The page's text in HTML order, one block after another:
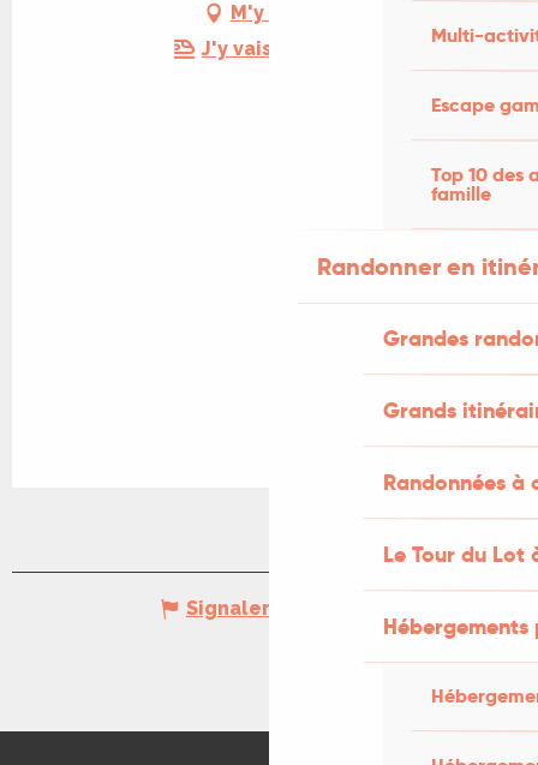
Multi-
Escape
Top 10 des
famille
Randonner en
Grandes
Grands
Randonnées
Le Tour du Lot
M'y rendre
J'y vais en train !
Signaler une erreur